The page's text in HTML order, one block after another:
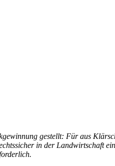
gestellt: Für aus
in der Landwirtschaft